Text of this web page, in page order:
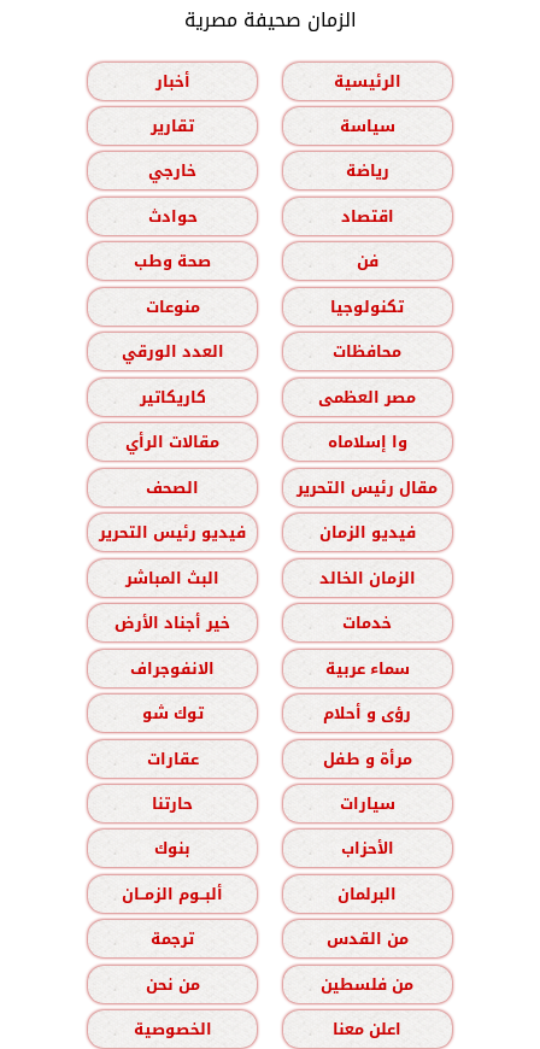
الزمان صحيفة مصرية
الرئيسية
أخبار
سياسة
تقارير
رياضة
خارجي
اقتصاد
حوادث
فن
صحة وطب
تكنولوجيا
منوعات
محافظات
العدد الورقي
مصر العظمى
كاريكاتير
وا إسلاماه
مقالات الرأي
مقال رئيس التحرير
الصحف
فيديو الزمان
فيديو رئيس التحرير
الزمان الخالد
البث المباشر
خدمات
خير أجناد الأرض
سماء عربية
الانفوجراف
رؤى و أحلام
توك شو
مرأة و طفل
عقارات
سيارات
حارتنا
الأحزاب
بنوك
البرلمان
ألبــوم الزمــان
من القدس
ترجمة
من فلسطين
من نحن
اعلن معنا
الخصوصية